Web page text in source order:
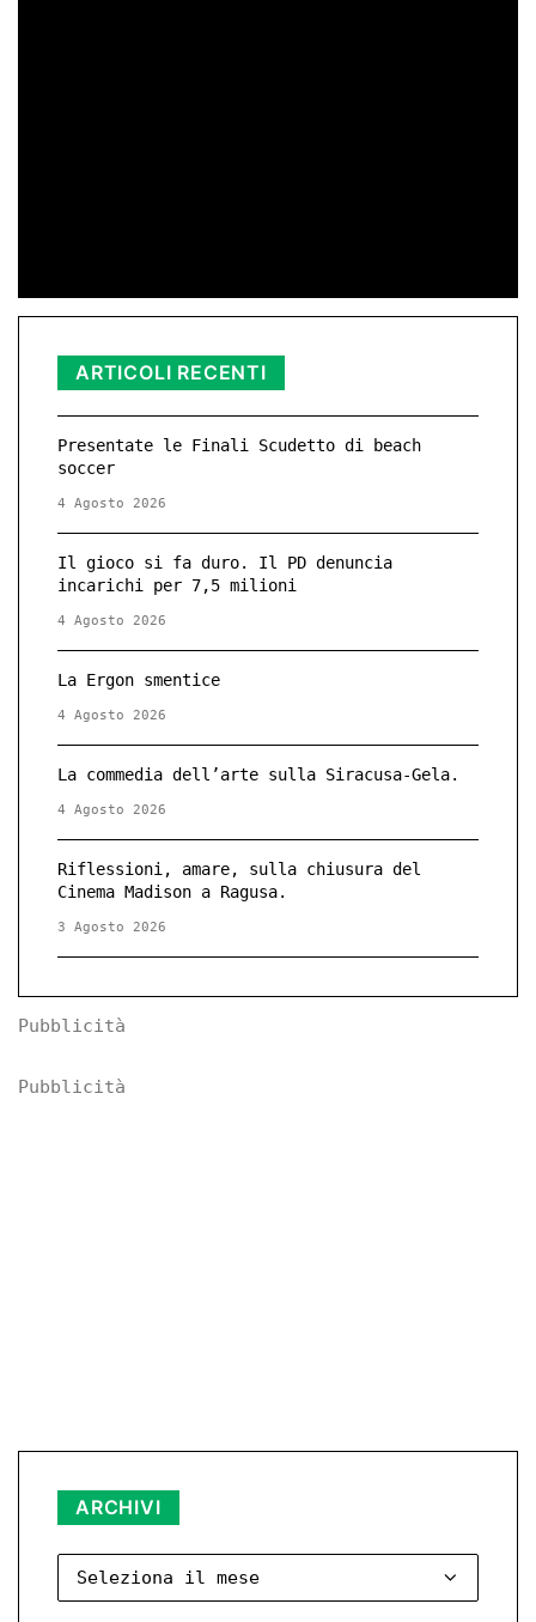
ARTICOLI RECENTI
Presentate le Finali Scudetto di beach
soccer
4 Agosto 2026
Il gioco si fa duro. Il PD denuncia
incarichi per 7,5 milioni
4 Agosto 2026
La Ergon smentice
4 Agosto 2026
La commedia dell’arte sulla Siracusa-Gela.
4 Agosto 2026
Riflessioni, amare, sulla chiusura del
Cinema Madison a Ragusa.
3 Agosto 2026
Pubblicità
Pubblicità
ARCHIVI